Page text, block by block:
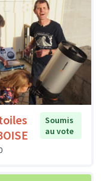
Soumis
au vote